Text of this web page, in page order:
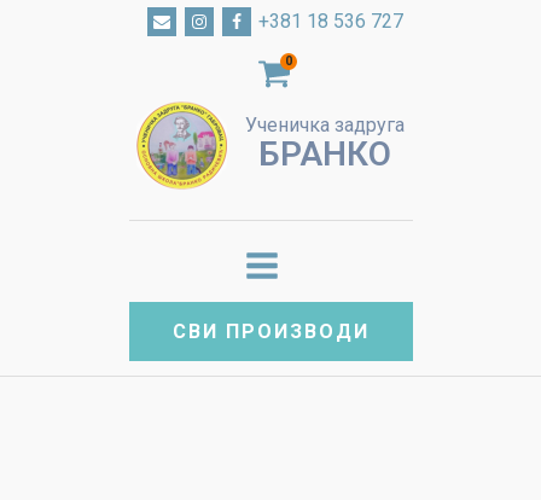
+381 18 536 727
0
Ученичка задруга
БРАНКО
СВИ ПРОИЗВОДИ